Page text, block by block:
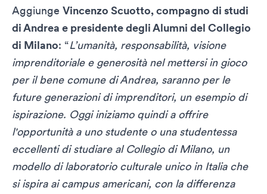
Aggiunge Vincenzo Scuotto, compagno di studi
di Andrea e presidente degli Alumni del Collegio
di Milano: “L’umanità, responsabilità, visione
imprenditoriale e generosità nel mettersi in gioco
per il bene comune di Andrea, saranno per le
future generazioni di imprenditori, un esempio di
ispirazione. Oggi iniziamo quindi a offrire
l'opportunità a uno studente o una studentessa
eccellenti di studiare al Collegio di Milano, un
modello di laboratorio culturale unico in Italia che
si ispira ai campus americani, con la differenza